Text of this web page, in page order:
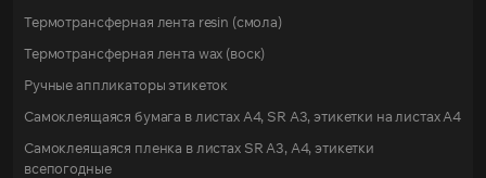
Термотрансферная лента resin (смола)
Термотрансферная лента wax (воск)
Ручные аппликаторы этикеток
Самоклеящаяся бумага в листах А4, SR А3, этикетки на листах A4
Самоклеящаяся пленка в листах SR А3, А4, этикетки
всепогодные